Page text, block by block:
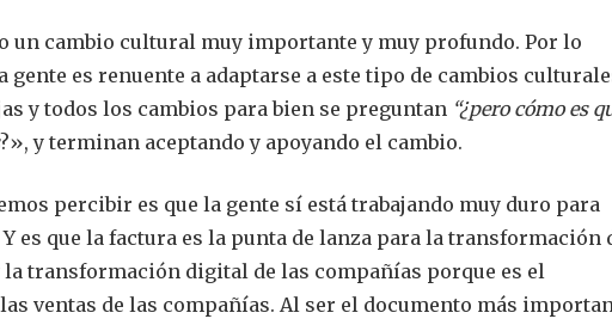
un cambio cultural muy importante y muy profundo. Por lo
es renuente a adaptarse a este tipo de cambios
y todos los cambios para bien se preguntan “¿pero cómo es
?», y terminan aceptando y apoyando el cambio.
percibir es que la gente sí está trabajando muy duro para
es que la factura es la punta de lanza para la transformación
transformación digital de las compañías porque es el
ventas de las compañías. Al ser el documento más